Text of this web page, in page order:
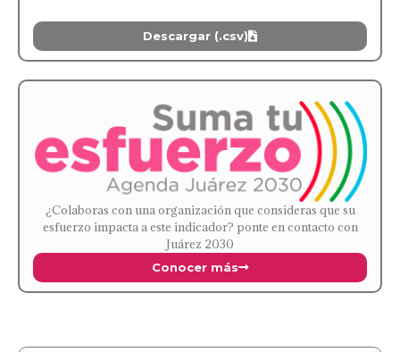
Descargar (.csv)
¿Colaboras con una organización que consideras que su
esfuerzo impacta a este indicador? ponte en contacto con
Juárez 2030
Conocer más